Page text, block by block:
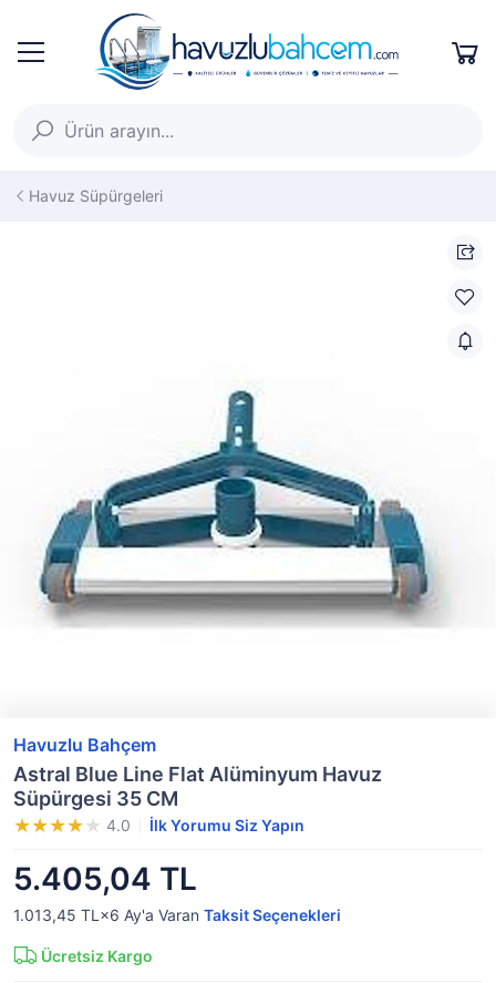
Havuz Süpürgeleri
Havuzlu Bahçem
Astral Blue Line Flat Alüminyum Havuz
Süpürgesi 35 CM
4.0 İlk Yorumu Siz Yapın
5.405,04 TL
1.013,45 TL×6 Ay'a Varan Taksit Seçenekleri
Ücretsiz Kargo